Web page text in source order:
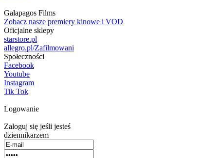
Galapagos Films
Zobacz nasze premiery kinowe i VOD
Oficjalne sklepy
starstore.pl
allegro.pl/Zafilmowani
Społeczności
Facebook
Youtube
Instagram
Tik Tok
Logowanie
Zaloguj się jeśli jesteś
dziennikarzem